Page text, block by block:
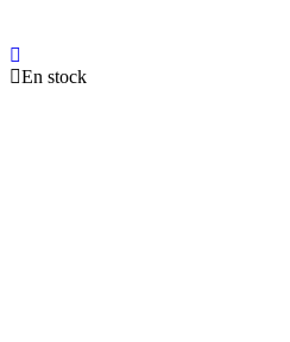
En stock